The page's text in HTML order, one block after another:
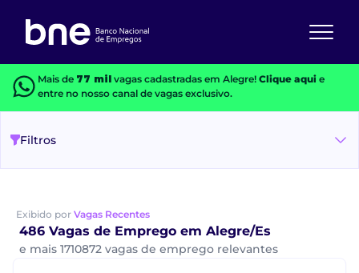
Mais de 77 milvagas cadastradas em Alegre! Clique aquie
entre no nosso canal de vagas exclusivo.
Filtros
Exibido por Vagas Recentes
486 Vagas de Emprego em Alegre/Es
e mais 1710872 vagas de emprego relevantes